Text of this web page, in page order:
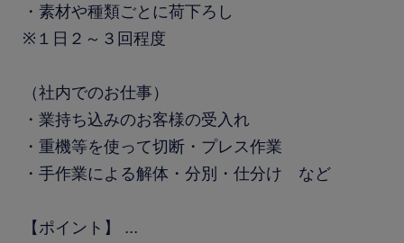
・素材や種類ごとに荷下ろし
※１日２～３回程度
（社内でのお仕事）
・業持ち込みのお客様の受入れ
・重機等を使って切断・プレス作業
・手作業による解体・分別・仕分け など
【ポイント】 ...